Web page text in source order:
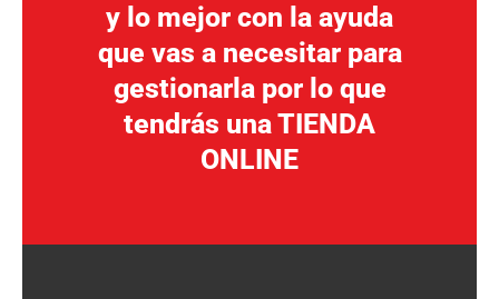
y lo mejor con la ayuda
que vas a necesitar para
gestionarla por lo que
tendrás una TIENDA
ONLINE